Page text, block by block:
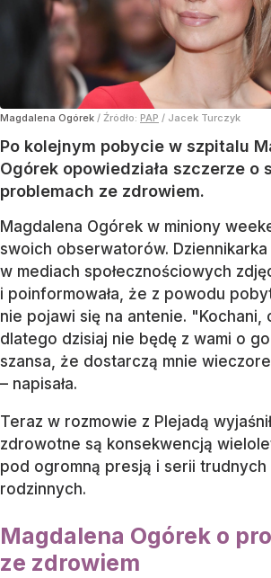
Magdalena Ogórek / Źródło: PAP / Jacek Turczyk
Po kolejnym pobycie w szpitalu
Ogórek opowiedziała szczerze o
problemach ze zdrowiem.
Magdalena Ogórek w miniony
swoich obserwatorów. Dziennikarka
w mediach społecznościowych
i poinformowała, że z powodu
nie pojawi się na antenie. "Kochani,
dlatego dzisiaj nie będę z wami o
szansa, że dostarczą mnie
– napisała.
Teraz w rozmowie z Plejadą
zdrowotne są konsekwencją
pod ogromną presją i serii
rodzinnych.
Magdalena Ogórek o
ze zdrowiem